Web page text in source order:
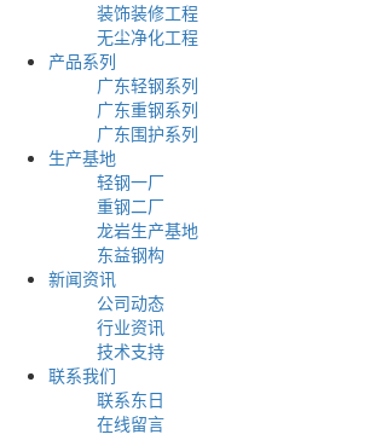
装饰装修工程
无尘净化工程
产品系列
广东轻钢系列
广东重钢系列
广东围护系列
生产基地
轻钢一厂
重钢二厂
龙岩生产基地
东益钢构
新闻资讯
公司动态
行业资讯
技术支持
联系我们
联系东日
在线留言